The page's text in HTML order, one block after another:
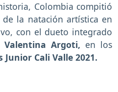
Colombia compitió
la natación artística en
con el dueto integrado
Argoti, en los
Junior Cali Valle 2021.